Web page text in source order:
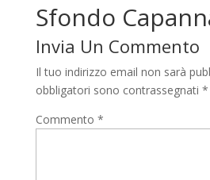
Sfondo
Invia Un Commento
Il tuo indirizzo email non sarà
obbligatori sono contrassegnati *
Commento *